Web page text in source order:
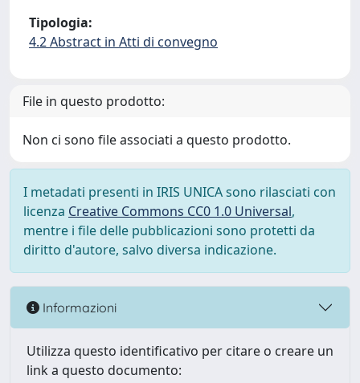
Tipologia:
4.2 Abstract in Atti di convegno
File in questo prodotto:
Non ci sono file associati a questo prodotto.
I metadati presenti in IRIS UNICA sono rilasciati con
licenza Creative Commons CC0 1.0 Universal,
mentre i file delle pubblicazioni sono protetti da
diritto d'autore, salvo diversa indicazione.
Informazioni
Utilizza questo identificativo per citare o creare un
link a questo documento: